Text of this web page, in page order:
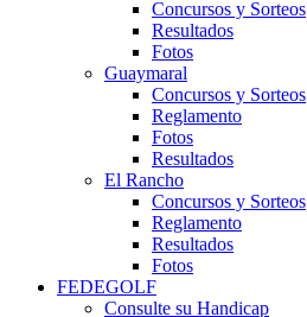
Concursos y Sorteos
Resultados
Fotos
Guaymaral
Concursos y Sorteos
Reglamento
Fotos
Resultados
El Rancho
Concursos y Sorteos
Reglamento
Resultados
Fotos
FEDEGOLF
Consulte su Handicap